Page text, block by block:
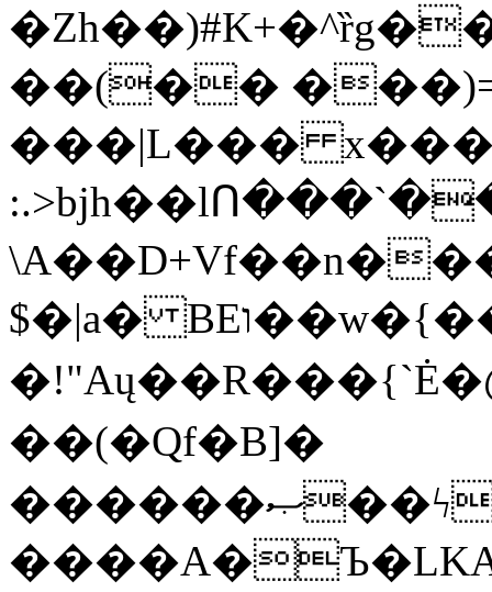
��(��
���|L���
$�|a� BEו��w�{���;���q�X��d%�������W� hU�(�1�Ū}9�S�F<��i�L3�;�
��(�Qf�B]�
������ޞ��ϟak��r��_39$�8�p���7�2�yIZ�R��x��/